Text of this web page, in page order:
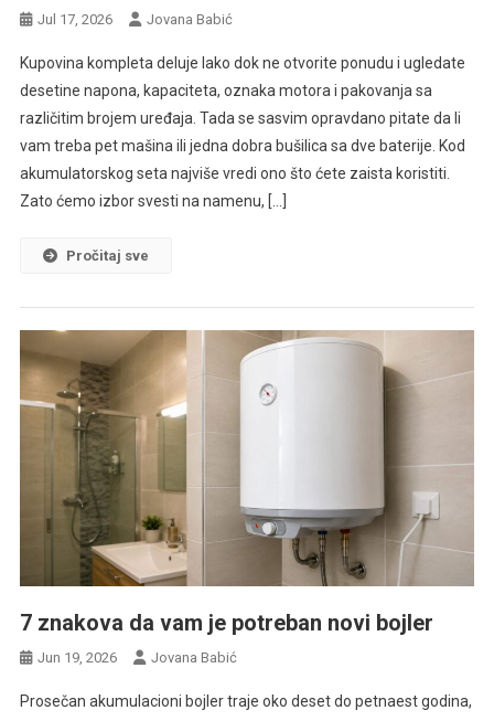
Jul 17, 2026 Jovana Babić
Kupovina kompleta deluje lako dok ne otvorite ponudu i ugledate
desetine napona, kapaciteta, oznaka motora i pakovanja sa
različitim brojem uređaja. Tada se sasvim opravdano pitate da li
vam treba pet mašina ili jedna dobra bušilica sa dve baterije. Kod
akumulatorskog seta najviše vredi ono što ćete zaista koristiti.
Zato ćemo izbor svesti na namenu, […]
Pročitaj sve
7 znakova da vam je potreban novi bojler
Jun 19, 2026 Jovana Babić
Prosečan akumulacioni bojler traje oko deset do petnaest godina,